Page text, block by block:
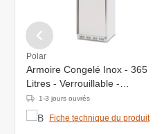
Polar
Armoire Congelé Inox - 365
Litres - Verrouillable -
600x600x1850(h)mm
1-3 jours ouvrés
Fiche technique du produit